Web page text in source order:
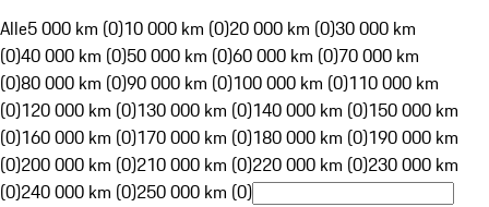
Alle5 000 km (0)10 000 km (0)20 000 km (0)30 000 km
(0)40 000 km (0)50 000 km (0)60 000 km (0)70 000 km
(0)80 000 km (0)90 000 km (0)100 000 km (0)110 000 km
(0)120 000 km (0)130 000 km (0)140 000 km (0)150 000 km
(0)160 000 km (0)170 000 km (0)180 000 km (0)190 000 km
(0)200 000 km (0)210 000 km (0)220 000 km (0)230 000 km
(0)240 000 km (0)250 000 km (0)